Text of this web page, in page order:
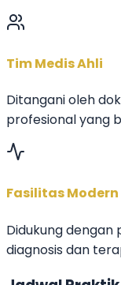
Tim Medis Ahli
Ditangani oleh
profesional yang
Fasilitas Modern
Didukung
diagnosis dan